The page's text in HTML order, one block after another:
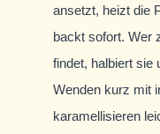
ansetzt, heizt die
backt sofort. Wer
findet, halbiert sie
Wenden kurz mit
karamellisieren